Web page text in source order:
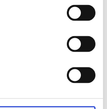
det blir så snyggt!
Om du beställer mer
kommer bandet i